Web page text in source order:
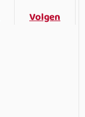
Volgen